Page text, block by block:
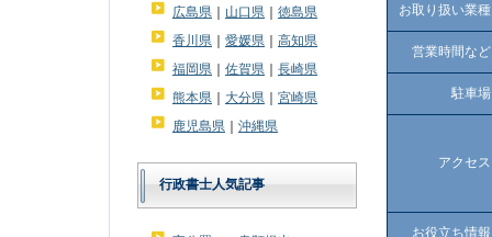
お取り扱い業種
営業時間など
駐車場
アクセス
お役立ち情報
広島県
山口県
徳島県
香川県
愛媛県
高知県
福岡県
佐賀県
長崎県
熊本県
大分県
宮崎県
鹿児島県
沖縄県
行政書士人気記事